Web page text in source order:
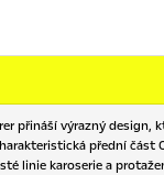
přináší výrazný design,
přední část
linie karoserie a